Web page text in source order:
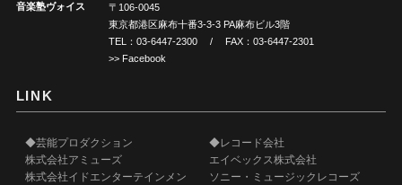
音楽塾ヴォイス
〒106-0045
東京都港区麻布十番3-3-3 PA麻布ビル3階
TEL： 03-6447-2300/ FAX：03-6447-2301
>> Facebook
LINK
◆芸能プロダクション
株式会社アミューズ
株式会社イドエンターテインメン
◆レコード会社
エイベックス株式会社
ソニー・ミュージックレコーズ